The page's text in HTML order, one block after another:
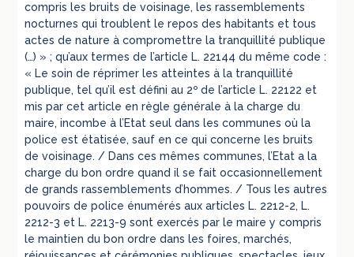
compris les bruits de voisinage, les rassemblements
nocturnes qui troublent le repos des habitants et tous
actes de nature à compromettre la tranquillité publique
(…) » ; qu’aux termes de l’article L. 22144 du même code :
« Le soin de réprimer les atteintes à la tranquillité
publique, tel qu’il est défini au 2º de l’article L. 22122 et
mis par cet article en règle générale à la charge du
maire, incombe à l’Etat seul dans les communes où la
police est étatisée, sauf en ce qui concerne les bruits
de voisinage. / Dans ces mêmes communes, l’Etat a la
charge du bon ordre quand il se fait occasionnellement
de grands rassemblements d’hommes. / Tous les autres
pouvoirs de police énumérés aux articles L. 2212-2, L.
2212-3 et L. 2213-9 sont exercés par le maire y compris
le maintien du bon ordre dans les foires, marchés,